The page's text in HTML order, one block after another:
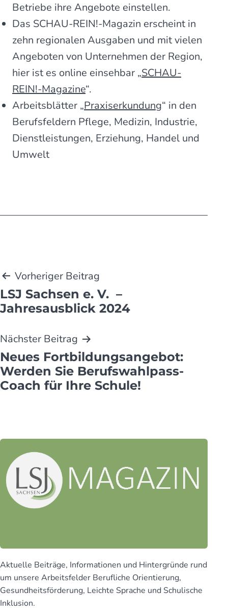
Betriebe ihre Angebote einstellen.
Das SCHAU-REIN!-Magazin erscheint in
zehn regionalen Ausgaben und mit vielen
Angeboten von Unternehmen der Region,
hier ist es online einsehbar „SCHAU-
REIN!-Magazine“.
Arbeitsblätter „Praxiserkundung“ in den
Berufsfeldern Pflege, Medizin, Industrie,
Dienstleistungen, Erziehung, Handel und
Umwelt
Beitragsnavigation
Vorheriger Beitrag
LSJ Sachsen e. V. –
Jahresausblick 2024
Nächster Beitrag
Neues Fortbildungs­an­ge­bot:
Werden Sie Berufs­­wahl­­pass-
Coach für Ihre Schule!
Aktuelle Beiträge, Infor­mationen und Hinter­gründe rund
um unsere Arbeits­felder Beruf­liche Orien­tierung,
Gesund­heits­för­derung, Leichte Sprache und Schu­lische
Inklusion.